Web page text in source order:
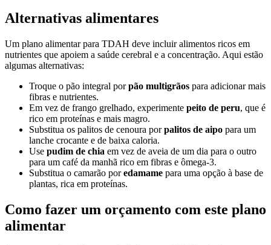
Alternativas alimentares
Um plano alimentar para TDAH deve incluir alimentos ricos em
nutrientes que apoiem a saúde cerebral e a concentração. Aqui estão
algumas alternativas:
Troque o pão integral porpão multigrãos para adicionar mais
fibras e nutrientes.
Em vez de frango grelhado, experimente peito de peru, que é
rico em proteínas e mais magro.
Substitua os palitos de cenoura porpalitos de aipo para um
lanche crocante e de baixa caloria.
Use pudim de chia em vez de aveia de um dia para o outro
para um café da manhã rico em fibras e ômega-3.
Substitua o camarão poredamame para uma opção à base de
plantas, rica em proteínas.
Como fazer um orçamento com este plano
alimentar